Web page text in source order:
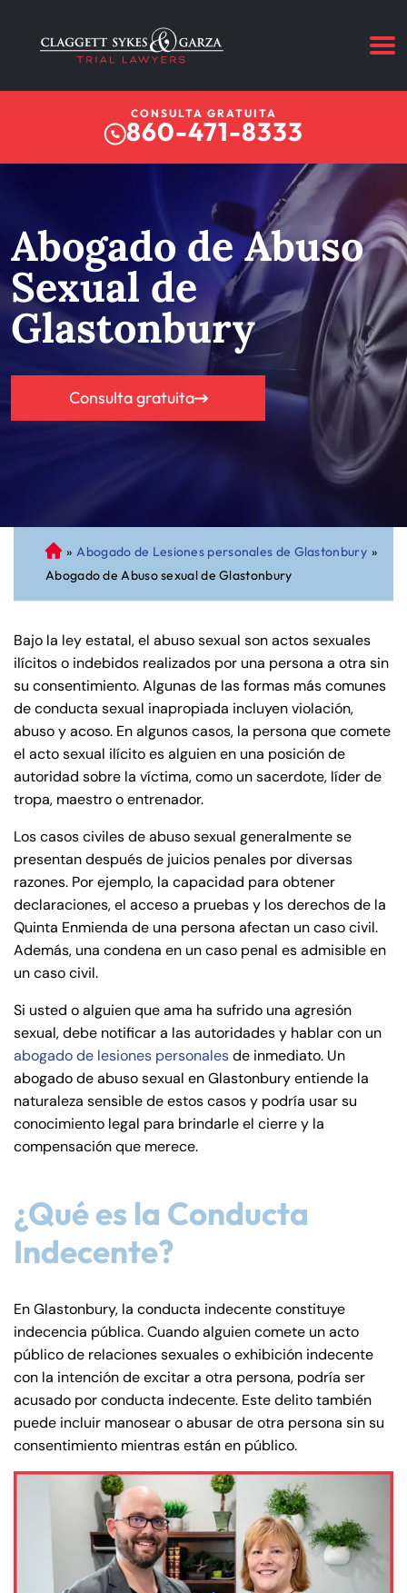
CONSULTA GRATUITA
860-471-8333
Abogado de Abuso
Sexual de
Glastonbury
Consulta gratuita
A
bo
ga
de
Pe
rs
on
al
Inj
ur
y
» Abogado de Lesiones personales de Glastonbury »
Abogado de Abuso sexual de Glastonbury
Bajo la ley estatal, el abuso sexual son actos sexuales
ilícitos o indebidos realizados por una persona a otra sin
su consentimiento. Algunas de las formas más comunes
de conducta sexual inapropiada incluyen violación,
abuso y acoso. En algunos casos, la persona que comete
el acto sexual ilícito es alguien en una posición de
autoridad sobre la víctima, como un sacerdote, líder de
tropa, maestro o entrenador.
Los casos civiles de abuso sexual generalmente se
presentan después de juicios penales por diversas
razones. Por ejemplo, la capacidad para obtener
declaraciones, el acceso a pruebas y los derechos de la
Quinta Enmienda de una persona afectan un caso civil.
Además, una condena en un caso penal es admisible en
un caso civil.
Si usted o alguien que ama ha sufrido una agresión
sexual, debe notificar a las autoridades y hablar con un
abogado de lesiones personalesde inmediato. Un
abogado de abuso sexual en Glastonbury entiende la
naturaleza sensible de estos casos y podría usar su
conocimiento legal para brindarle el cierre y la
compensación que merece.
¿Qué es la Conducta
Indecente?
En Glastonbury, la conducta indecente constituye
indecencia pública. Cuando alguien comete un acto
público de relaciones sexuales o exhibición indecente
con la intención de excitar a otra persona, podría ser
acusado por conducta indecente. Este delito también
puede incluir manosear o abusar de otra persona sin su
consentimiento mientras están en público.